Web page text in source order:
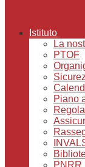
Istituto
La
PTOF
Piano